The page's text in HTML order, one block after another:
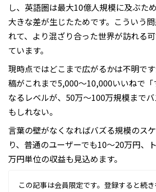
し、英語圏は最大10億人規模に及ぶた
大きな差が生じたためです。こういう
れて、より混ざり合った世界が訪れる
ています。
現時点ではどこまで広がるかは不明で
稿がこれまで5,000〜10,000いいねで
なるレベルが、50万〜100万規模まで
もしれない。
言葉の壁がなくなればバズる規模のス
り、普通のユーザーでも10〜20万円、
万円単位の収益も見込めます。
この記事は会員限定です。登録すると続